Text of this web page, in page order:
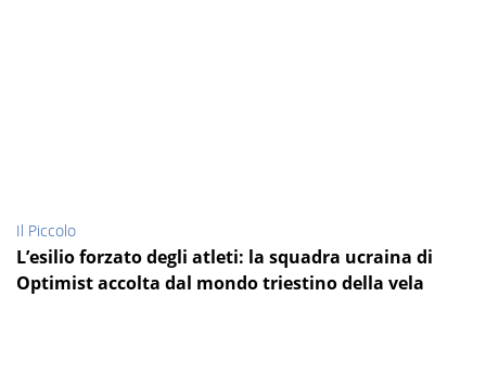
Il Piccolo
L’esilio forzato degli atleti: la squadra ucraina di
Optimist accolta dal mondo triestino della vela